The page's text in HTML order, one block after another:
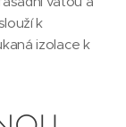
k
izolace k